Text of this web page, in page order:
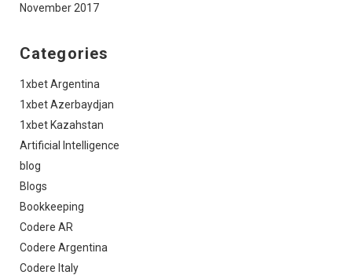
November 2017
Categories
1xbet Argentina
1xbet Azerbaydjan
1xbet Kazahstan
Artificial Intelligence
blog
Blogs
Bookkeeping
Codere AR
Codere Argentina
Codere Italy